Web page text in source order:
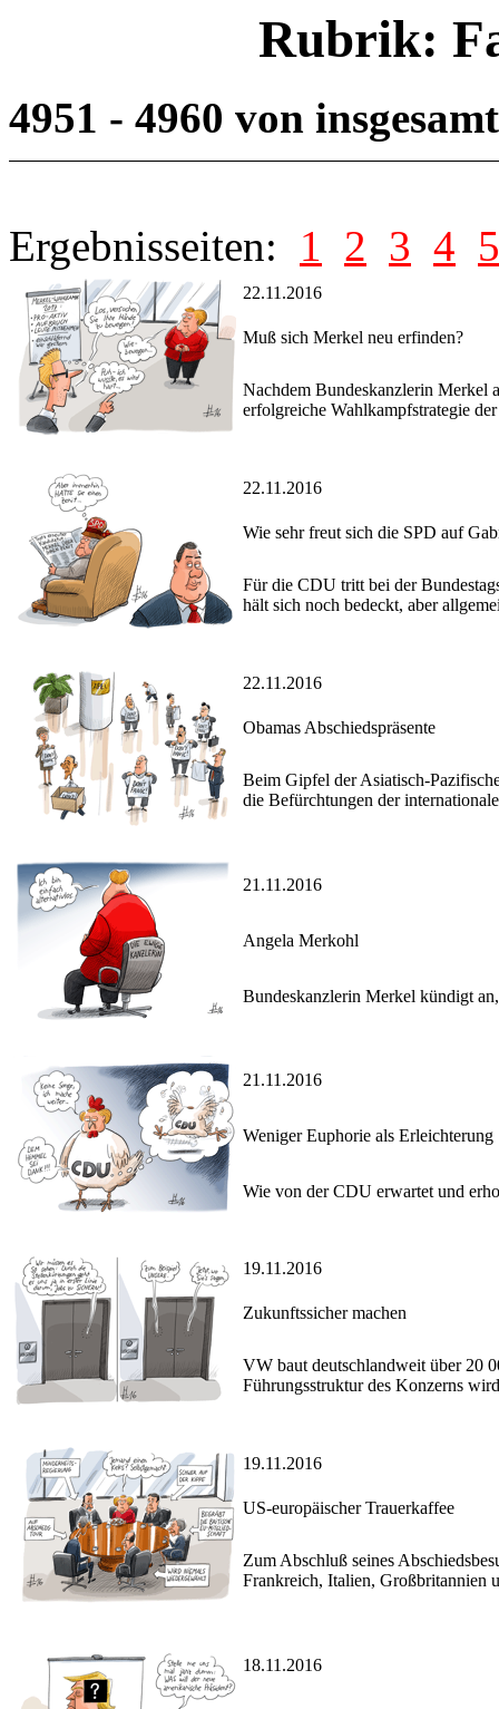
Rubrik:
4951 - 4960 von
Ergebnisseiten: 1 2 3 4 5
22.11.2016
Muß sich Merkel neu erfinden?
Nachdem Bundeskanzlerin Merkel
erfolgreiche Wahlkampfstrategie
22.11.2016
Wie sehr freut sich die SPD auf
Für die CDU tritt bei der
hält sich noch bedeckt, aber
22.11.2016
Obamas Abschiedspräsente
Beim Gipfel der Asiatisch-
die Befürchtungen der
21.11.2016
Angela Merkohl
Bundeskanzlerin Merkel kündigt
21.11.2016
Weniger Euphorie als Erleichterung
Wie von der CDU erwartet und
19.11.2016
Zukunftssicher machen
VW baut deutschlandweit über 20
Führungsstruktur des Konzerns
19.11.2016
US-europäischer Trauerkaffee
Zum Abschluß seines
Frankreich, Italien, Großbritannien
18.11.2016